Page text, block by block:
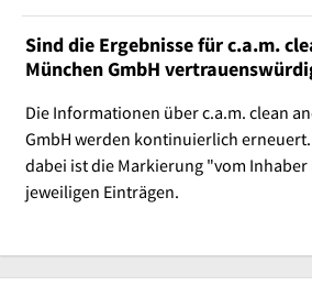
Sind die Ergebnisse für c.a.m.
München GmbH
Die Informationen über c.a.m. clean
GmbH werden kontinuierlich
dabei ist die Markierung "vom
jeweiligen Einträgen.